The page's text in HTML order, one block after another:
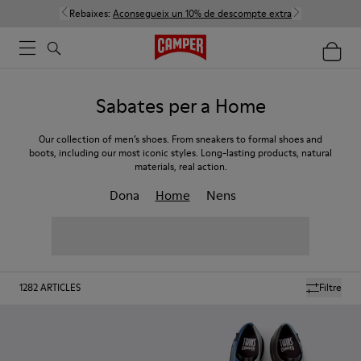
Rebaixes: Aconsegueix un 10% de descompte extra
Sabates per a Home
Our collection of men’s shoes. From sneakers to formal shoes and
boots, including our most iconic styles. Long-lasting products, natural
materials, real action.
Dona Home Nens
Filtre
1282ARTICLES